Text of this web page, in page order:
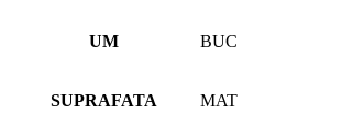
UM BUC
SUPRAFATA MAT